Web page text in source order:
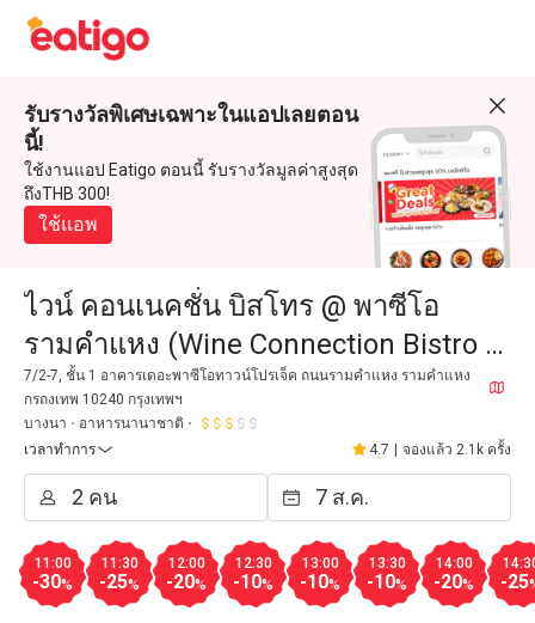
รับรางวัลพิเศษเฉพาะในแอปเลยตอน
นี้!
ใช้งานแอป Eatigo ตอนนี้ รับรางวัลมูลค่าสูงสุด
ถึงTHB 300!
ใช้แอพ
ไวน์ คอนเนคชั่น บิสโทร @ พาซีโอ
รามคำแหง (Wine Connection Bistro @
The Paseo Ramkamhaeng)
7/2-7, ชั้น 1 อาคารเดอะพาซีโอทาวน์โปรเจ็ค ถนนรามคำแหง รามคำแหง
กรถงเทพ 10240 กรุงเทพฯ
บางนา
อาหารนานาชาติ
เวลาทำการ
4.7 จองแล้ว 2.1k ครั้ง
11:00
-30%
11:30
-25%
12:00
-20%
12:30
-10%
13:00
-10%
13:30
-10%
14:00
-20% -25